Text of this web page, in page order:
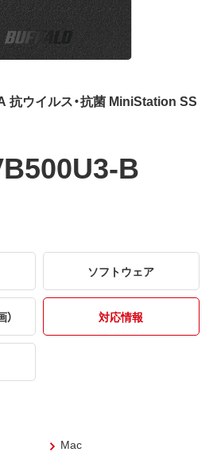
抗ウイルス・抗菌 MiniStation SS
B
ソフトウェア
対応情報
Mac